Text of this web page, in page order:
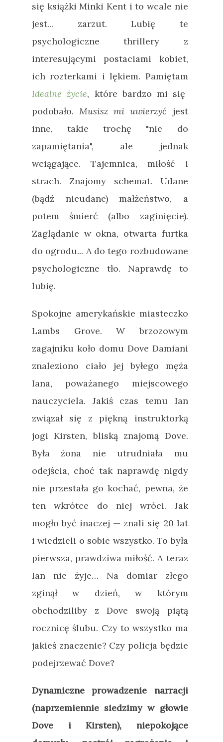
się książki Minki Kent i to wcale nie
jest... zarzut. Lubię te
psychologiczne thrillery z
interesującymi postaciami kobiet,
ich rozterkami i lękiem. Pamiętam
Idealne życie, które bardzo mi się
podobało.Musisz mi uwierzyć jest
inne, takie trochę "nie do
zapamiętania", ale jednak
wciągające. Tajemnica, miłość i
strach. Znajomy schemat. Udane
(bądź nieudane) małżeństwo, a
potem śmierć (albo zaginięcie).
Zaglądanie w okna, otwarta furtka
do ogrodu... A do tego rozbudowane
psychologiczne tło. Naprawdę to
lubię.
Spokojne amerykańskie miasteczko
Lambs Grove. W brzozowym
zagajniku koło domu Dove Damiani
znaleziono ciało jej byłego męża
Iana, poważanego miejscowego
nauczyciela. Jakiś czas temu Ian
związał się z piękną instruktorką
jogi Kirsten, bliską znajomą Dove.
Była żona nie utrudniała mu
odejścia, choć tak naprawdę nigdy
nie przestała go kochać, pewna, że
ten wkrótce do niej wróci. Jak
mogło być inaczej — znali się 20 lat
i wiedzieli o sobie wszystko. To była
pierwsza, prawdziwa miłość. A teraz
Ian nie żyje… Na domiar złego
zginął w dzień, w którym
obchodziliby z Dove swoją piątą
rocznicę ślubu. Czy to wszystko ma
jakieś znaczenie? Czy policja będzie
podejrzewać Dove?
Dynamiczne prowadzenie narracji
(naprzemiennie siedzimy w głowie
Dove i Kirsten), niepokojące